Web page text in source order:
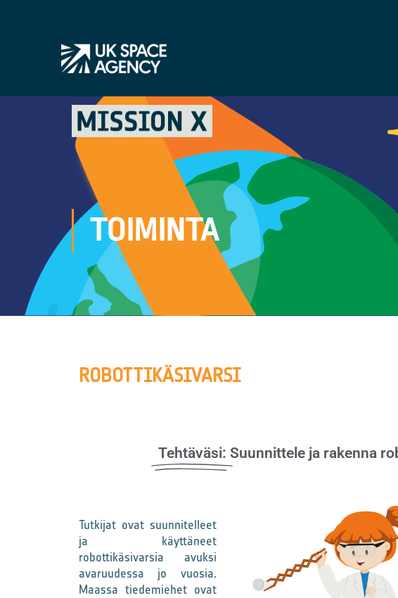
TOIMINTA
ROBOTTIKÄSIVARSI
Tehtäväsi: Suunnittele ja rakenna
Tutkijat ovat suunnitelleet
ja käyttäneet
robottikäsivarsia avuksi
avaruudessa jo vuosia.
Maassa tiedemiehet ovat